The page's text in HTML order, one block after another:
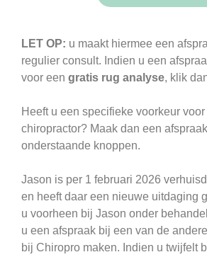
LET OP: u maakt hiermee een
regulier consult. Indien u een
voor een gratis rug analyse, klik
Heeft u een specifieke voorkeur
chiropractor? Maak dan een
onderstaande knoppen.
Jason is per 1 februari 2026
en heeft daar een nieuwe uitdaging
u voorheen bij Jason onder
u een afspraak bij een van de
bij Chiropro maken. Indien u twijfelt